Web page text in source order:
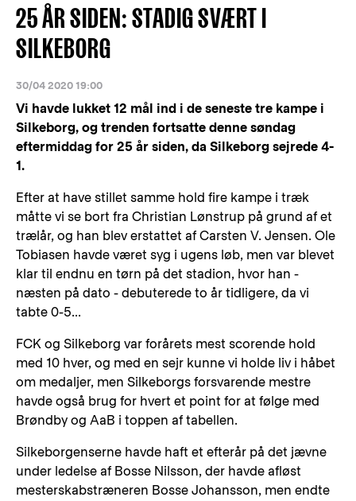
25 ÅR SIDEN: STADIG SVÆRT I
SILKEBORG
30/04 2020 19:00
Vi havde lukket 12 mål ind i de seneste tre kampe i
Silkeborg, og trenden fortsatte denne søndag
eftermiddag for 25 år siden, da Silkeborg sejrede 4-
1.
Efter at have stillet samme hold fire kampe i træk
måtte vi se bort fra Christian Lønstrup på grund af et
trælår, og han blev erstattet af Carsten V. Jensen. Ole
Tobiasen havde været syg i ugens løb, men var blevet
klar til endnu en tørn på det stadion, hvor han -
næsten på dato - debuterede to år tidligere, da vi
tabte 0-5...
FCK og Silkeborg var forårets mest scorende hold
med 10 hver, og med en sejr kunne vi holde liv i håbet
om medaljer, men Silkeborgs forsvarende mestre
havde også brug for hvert et point for at følge med
Brøndby og AaB i toppen af tabellen.
Silkeborgenserne havde haft et efterår på det jævne
under ledelse af Bosse Nilsson, der havde afløst
mesterskabstræneren Bosse Johansson, men endte